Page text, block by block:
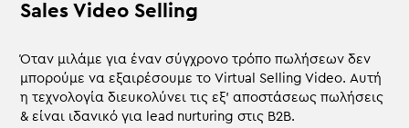
Sales Video Selling
Όταν μιλάμε για έναν σύγχρονο τρόπο πωλήσεων δεν
μπορούμε να εξαιρέσουμε το Virtual Selling Video. Αυτή
η τεχνολογία διευκολύνει τις εξ’ αποστάσεως πωλήσεις
& είναι ιδανικό για lead nurturing στις B2B.